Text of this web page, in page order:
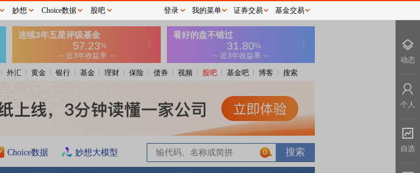
外汇 黄金 银行 基金 理财 保险 债券 视频 股吧 基金吧 博客 搜索
Choice数据 妙想大模型 0
妙想 Choice数据 股吧 登录 我的菜单 证券交易 基金交易
动态
个人
自选